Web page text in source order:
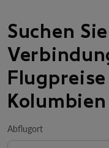
Suchen
Kolumbien
Abflugort